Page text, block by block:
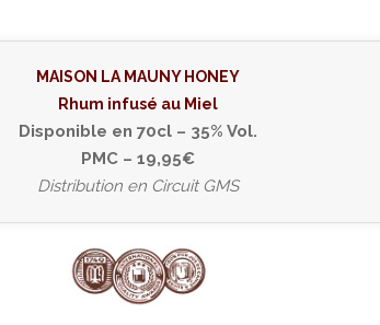
MAISON LA MAUNY HONEY
Rhum infusé au Miel
Disponible en 70cl – 35% Vol.
PMC – 19,95€
Distribution en Circuit GMS